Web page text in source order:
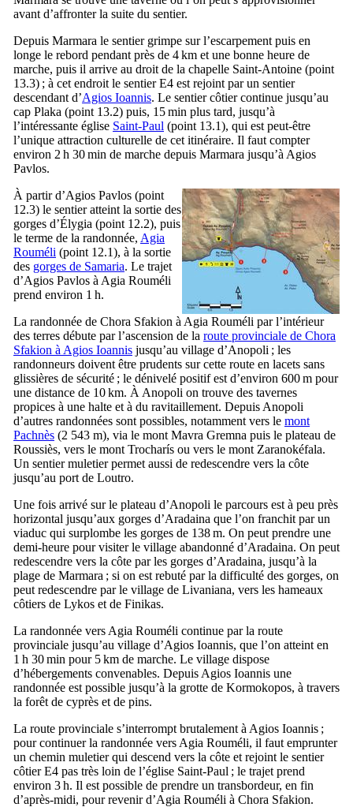
avant d’affronter la suite du sentier.
Depuis Marmara le sentier grimpe sur l’escarpement puis en
longe le rebord pendant près de 4 km et une bonne heure de
marche, puis il arrive au droit de la chapelle Saint-Antoine (point
13.3) ; à cet endroit le sentier E4 est rejoint par un sentier
descendant d’Agios Ioannis. Le sentier côtier continue jusqu’au
cap Plaka (point 13.2) puis, 15 min plus tard, jusqu’à
l’intéressante église Saint-Paul (point 13.1), qui est peut-être
l’unique attraction culturelle de cet itinéraire. Il faut compter
environ 2 h 30 min de marche depuis Marmara jusqu’à Agios
Pavlos.
À partir d’Agios Pavlos (point
12.3) le sentier atteint la sortie des
gorges d’Élygia (point 12.2), puis
le terme de la randonnée, Agia
Rouméli (point 12.1), à la sortie
des gorges de Samaria. Le trajet
d’Agios Pavlos à Agia Rouméli
prend environ 1 h.
La randonnée de Chora Sfakion à Agia Rouméli par l’intérieur
des terres débute par l’ascension de la route provinciale de Chora
Sfakion à Agios Ioannis jusqu’au village d’Anopoli ; les
randonneurs doivent être prudents sur cette route en lacets sans
glissières de sécurité ; le dénivelé positif est d’environ 600 m pour
une distance de 10 km. À Anopoli on trouve des tavernes
propices à une halte et à du ravitaillement. Depuis Anopoli
d’autres randonnées sont possibles, notamment vers le mont
Pachnès (2 543 m), via le mont Mavra Gremna puis le plateau de
Roussiès, vers le mont Trocharís ou vers le mont Zaranokéfala.
Un sentier muletier permet aussi de redescendre vers la côte
jusqu’au port de Loutro.
Une fois arrivé sur le plateau d’Anopoli le parcours est à peu près
horizontal jusqu’aux gorges d’Aradaina que l’on franchit par un
viaduc qui surplombe les gorges de 138 m. On peut prendre une
demi-heure pour visiter le village abandonné d’Aradaina. On peut
redescendre vers la côte par les gorges d’Aradaina, jusqu’à la
plage de Marmara ; si on est rebuté par la difficulté des gorges, on
peut redescendre par le village de Livaniana, vers les hameaux
côtiers de Lykos et de Finikas.
La randonnée vers Agia Rouméli continue par la route
provinciale jusqu’au village d’Agios Ioannis, que l’on atteint en
1 h 30 min pour 5 km de marche. Le village dispose
d’hébergements convenables. Depuis Agios Ioannis une
randonnée est possible jusqu’à la grotte de Kormokopos, à travers
la forêt de cyprès et de pins.
La route provinciale s’interrompt brutalement à Agios Ioannis ;
pour continuer la randonnée vers Agia Rouméli, il faut emprunter
un chemin muletier qui descend vers la côte et rejoint le sentier
côtier E4 pas très loin de l’église Saint-Paul ; le trajet prend
environ 3 h. Il est possible de prendre un transbordeur, en fin
d’après-midi, pour revenir d’Agia Rouméli à Chora Sfakion.